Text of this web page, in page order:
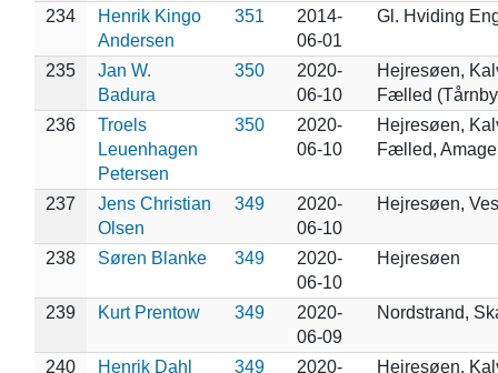
234
Henrik Kingo
Andersen
351
2014-
06-01
Gl. Hviding
235
Jan W.
Badura
350
2020-
06-10
Hejresøen,
Fælled
236
Troels
Leuenhagen
Petersen
350
2020-
06-10
Hejresøen,
Fælled,
237
Jens Christian
Olsen
349
2020-
06-10
Hejresøen,
238 Søren Blanke 349
2020-
06-10
Hejresøen
239 Kurt Prentow 349
2020-
06-09
Nordstrand,
240 Henrik Dahl 349
2020-
Hejresøen,